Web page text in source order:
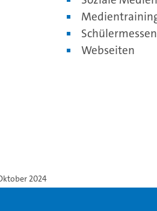
Schülermessen
Webseiten
2024